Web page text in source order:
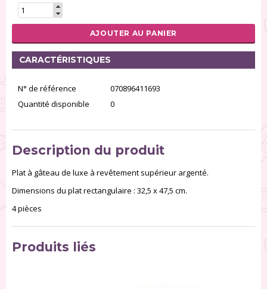
Presses à textures (26)
RÉINITIALISER LA RECHERCHE
AJOUTER AU PANIER
CARACTÉRISTIQUES
N° de référence
070896411693
Quantité disponible
0
Description du produit
Plat à gâteau de luxe à revêtement supérieur argenté.
Dimensions du plat rectangulaire : 32,5 x 47,5 cm.
4 pièces
Produits liés